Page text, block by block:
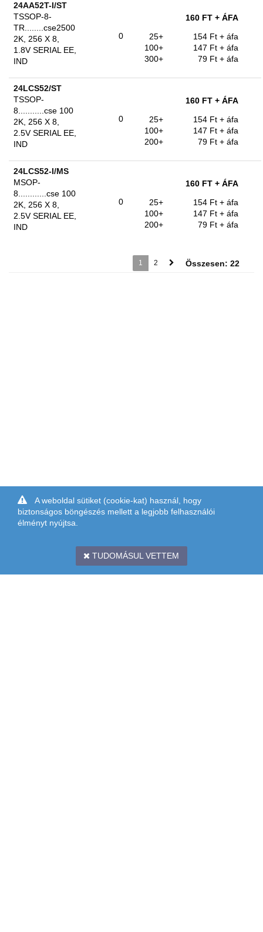
24AA52T-I/ST
TSSOP-8-
TR........cse2500
2K, 256 X 8,
1.8V SERIAL EE,
IND
0
160 FT + ÁFA
25+
154 Ft + áfa
100+
147 Ft + áfa
300+
79 Ft + áfa
24LCS52/ST
TSSOP-
8...........cse 100
2K, 256 X 8,
2.5V SERIAL EE,
IND
0
160 FT + ÁFA
25+
154 Ft + áfa
100+
147 Ft + áfa
200+
79 Ft + áfa
24LCS52-I/MS
MSOP-
8............cse 100
2K, 256 X 8,
2.5V SERIAL EE,
IND
0
160 FT + ÁFA
25+
154 Ft + áfa
100+
147 Ft + áfa
200+
79 Ft + áfa
1 2 Összesen: 22
A weboldal sütiket (cookie-kat) használ, hogy
biztonságos böngészés mellett a legjobb felhasználói
élményt nyújtsa.
TUDOMÁSUL VETTEM